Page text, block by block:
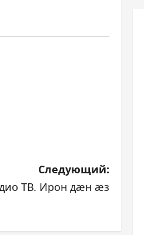
Следующий:
ТВ. Ирон дæн æз